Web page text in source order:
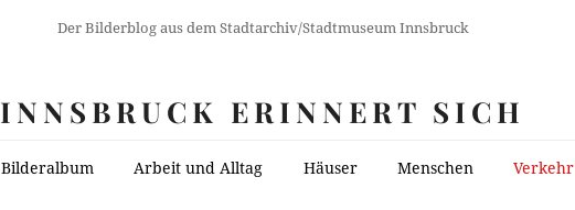
Der Bilderblog aus dem Stadtarchiv/Stadtmuseum Innsbruck
INNSBRUCK ERINNERT SICH
Bilderalbum Arbeit und Alltag Häuser Menschen Verkehr